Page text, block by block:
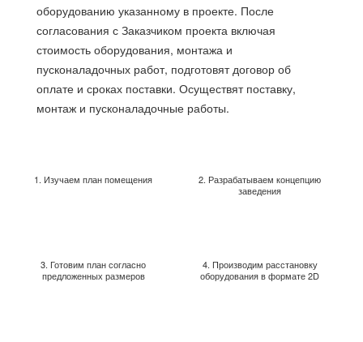
оборудованию указанному в проекте. После
согласования с Заказчиком проекта включая
стоимость оборудования, монтажа и
пусконаладочных работ, подготовят договор об
оплате и сроках поставки. Осуществят поставку,
монтаж и пусконаладочные работы.
1. Изучаем план помещения
2. Разрабатываем концепцию
заведения
3. Готовим план согласно
предложенных размеров
4. Производим расстановку
оборудования в формате 2D